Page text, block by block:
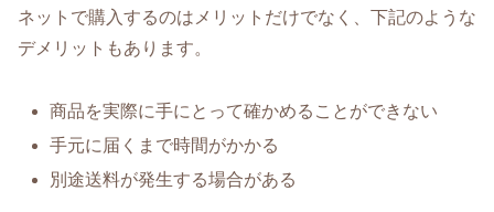
ネットで購入するのはメリットだけでなく、下記のような
デメリットもあります。
商品を実際に手にとって確かめることができない
手元に届くまで時間がかかる
別途送料が発生する場合がある